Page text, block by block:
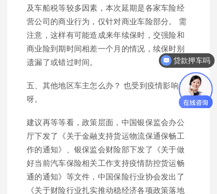
及车船税等较多因素，本次延期是各家车险经
营公司的商业行为，仅针对商业车险部分。 需
注意，这样有可能造成来年续保时，交强险和
商业险到期时间相差一个月的情况，续保时别
遗漏了或错过时间。
五、其他地区车主怎么办？ 也受到疫情影响了
呀。
建议再等等看，政策层面，中国银保监会办公
厅下发了《关于金融支持货运物流保通保畅工
作的通知》、银保监会财险部下发了《关于做
好当前汽车保险相关工作支持疫情防控货运畅
通的通知》等文件，中国保险行业协会发出了
《关于财险行业扎实推动稳经济各项政策落地
贷款押车吗